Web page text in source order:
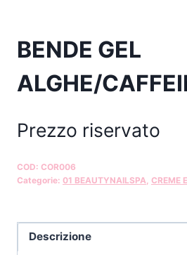
BENDE GEL
ALGHE/
Prezzo riservato
COD: COR006
Categorie: 01 BEAUTYNAILSPA CREME
Descrizione